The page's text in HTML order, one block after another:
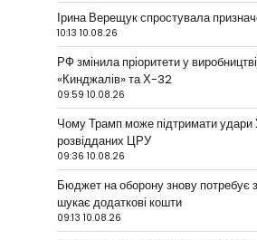
Ірина Верещук спростувала
10:13 10.08.26
РФ змінила пріоритети у
«Кинджалів» та Х-32
09:59 10.08.26
Чому Трамп може підтримати удари
розвідданих ЦРУ
09:36 10.08.26
Бюджет на оборону знову потребує
шукає додаткові кошти
09:13 10.08.26